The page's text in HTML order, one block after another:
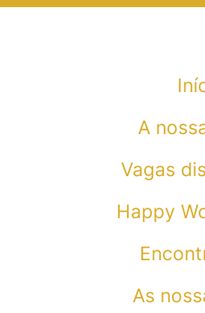
A
Vagas
Happy
As